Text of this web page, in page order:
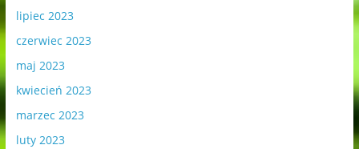
lipiec 2023
czerwiec 2023
maj 2023
kwiecień 2023
marzec 2023
luty 2023